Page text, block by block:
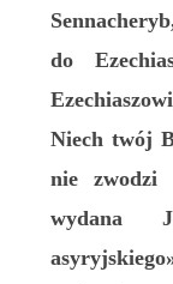
do
Niech twój
nie zwodzi
wydana